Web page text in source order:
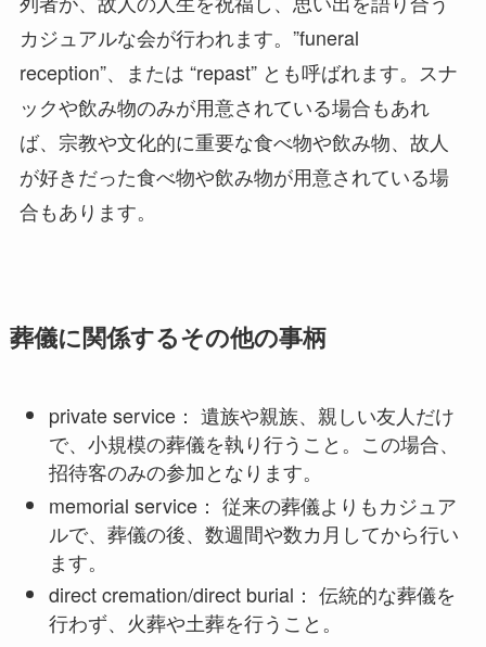
カジュアルな会が行われます。”funeral
reception”、または “repast” とも呼ばれます。スナ
ックや飲み物のみが用意されている場合もあれ
ば、宗教や文化的に重要な食べ物や飲み物、故人
が好きだった食べ物や飲み物が用意されている場
合もあります。
葬儀に関係するその他の事柄
private service： 遺族や親族、親しい友人だけ
で、小規模の葬儀を執り行うこと。この場合、
招待客のみの参加となります。
memorial service： 従来の葬儀よりもカジュア
ルで、葬儀の後、数週間や数カ月してから行い
ます。
direct cremation/direct burial： 伝統的な葬儀を
行わず、火葬や土葬を行うこと。